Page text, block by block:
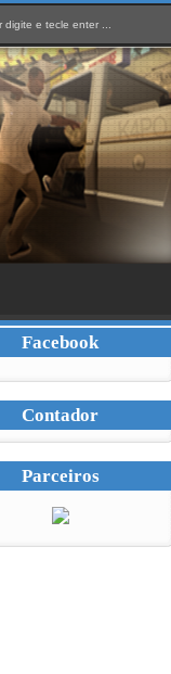
Facebook
Contador
Parceiros